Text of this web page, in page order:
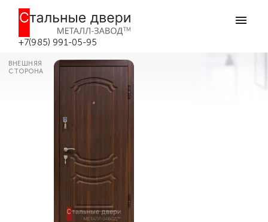
+7(985) 991-05-95
Входная дверь в квартиру с
добором №72 в Боровске
ВНЕШНЯЯ
СТОРОНА